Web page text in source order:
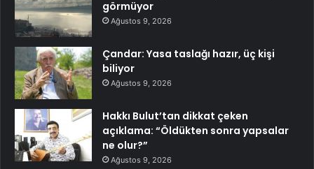
görmüyor
Ağustos 9, 2026
Çandar: Yasa taslağı hazır, üç kişi
biliyor
Ağustos 9, 2026
Hakkı Bulut’tan dikkat çeken
açıklama: “Öldükten sonra yapsalar
ne olur?”
Ağustos 9, 2026